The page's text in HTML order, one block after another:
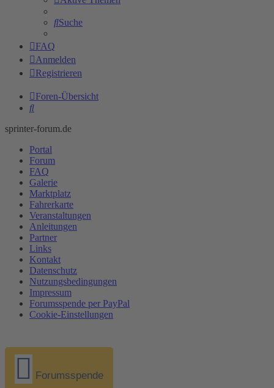
Suche
FAQ
Anmelden
Registrieren
Foren-Übersicht
Suche
sprinter-forum.de
Portal
Forum
FAQ
Galerie
Marktplatz
Fahrerkarte
Veranstaltungen
Anleitungen
Partner
Links
Kontakt
Datenschutz
Nutzungsbedingungen
Impressum
Forumsspende per PayPal
Cookie-Einstellungen
Forumsspende